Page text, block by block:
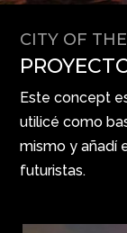
CITY OF
Este concept
utilicé como
mismo y añadí
futuristas.